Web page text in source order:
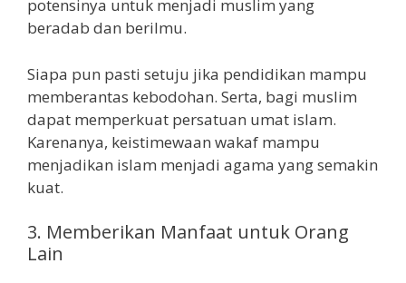
potensinya untuk menjadi muslim yang
beradab dan berilmu.
Siapa pun pasti setuju jika pendidikan mampu
memberantas kebodohan. Serta, bagi muslim
dapat memperkuat persatuan umat islam.
Karenanya, keistimewaan wakaf mampu
menjadikan islam menjadi agama yang semakin
kuat.
3. Memberikan Manfaat untuk Orang
Lain